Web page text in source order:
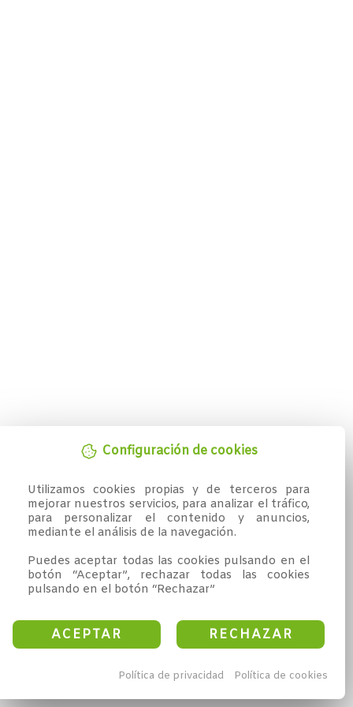
Configuración de cookies
Utilizamos cookies propias y de terceros para
mejorar nuestros servicios, para analizar el tráfico,
para personalizar el contenido y anuncios,
mediante el análisis de la navegación.
Puedes aceptar todas las cookies pulsando en el
botón “Aceptar”, rechazar todas las cookies
pulsando en el botón “Rechazar”
ACEPTAR RECHAZAR
Política de privacidad Política de cookies